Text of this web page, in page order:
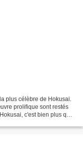
plus célèbre de Hokusai.
prolifique sont restés
c'est bien plus que